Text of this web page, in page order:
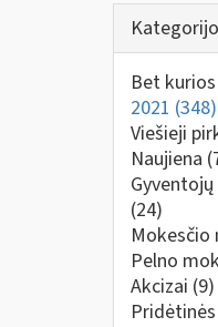
Bet
2021 (348)
Viešieji
Naujiena
(24)
Mokesčio
Pelno
Akcizai (9)